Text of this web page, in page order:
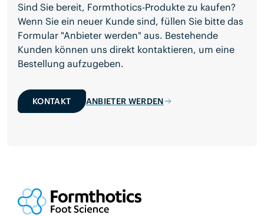
Sind Sie bereit, Formthotics-Produkte zu kaufen?
Wenn Sie ein neuer Kunde sind, füllen Sie bitte das
Formular "Anbieter werden" aus. Bestehende
Kunden können uns direkt kontaktieren, um eine
Bestellung aufzugeben.
KONTAKT ANBIETER WERDEN